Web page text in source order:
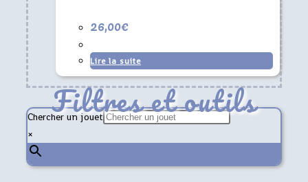
26,00€
Lire la suite
Filtres et outils
Chercher un jouet
×